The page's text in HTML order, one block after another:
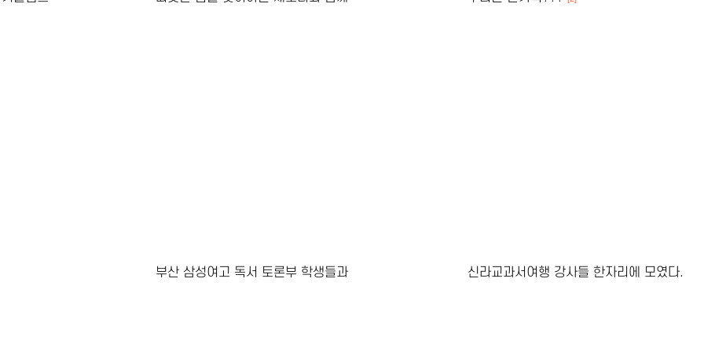
부산 삼성여고 독서 토론부 학생들과 신라교과서여행 강사들 한자리에 모였다.